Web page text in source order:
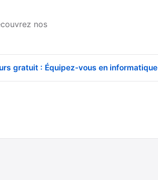
nos
gratuit : Équipez-vous en informatique